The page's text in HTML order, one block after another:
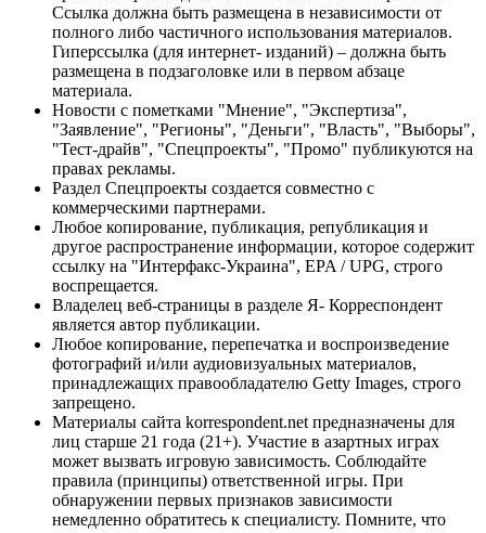
Ссылка должна быть размещена в независимости от
полного либо частичного использования материалов.
Гиперссылка (для интернет- изданий) – должна быть
размещена в подзаголовке или в первом абзаце
материала.
Новости с пометками "Мнение", "Экспертиза",
"Заявление", "Регионы", "Деньги", "Власть", "Выборы",
"Тест-драйв", "Спецпроекты", "Промо" публикуются на
правах рекламы.
Раздел Спецпроекты создается совместно с
коммерческими партнерами.
Любое копирование, публикация, републикация и
другое распространение информации, которое содержит
ссылку на "Интерфакс-Украина", EPA / UPG, строго
воспрещается.
Владелец веб-страницы в разделе Я- Корреспондент
является автор публикации.
Любое копирование, перепечатка и воспроизведение
фотографий и/или аудиовизуальных материалов,
принадлежащих правообладателю Getty Images, строго
запрещено.
Материалы сайта korrespondent.net предназначены для
лиц старше 21 года (21+). Участие в азартных играх
может вызвать игровую зависимость. Соблюдайте
правила (принципы) ответственной игры. При
обнаружении первых признаков зависимости
немедленно обратитесь к специалисту. Помните, что